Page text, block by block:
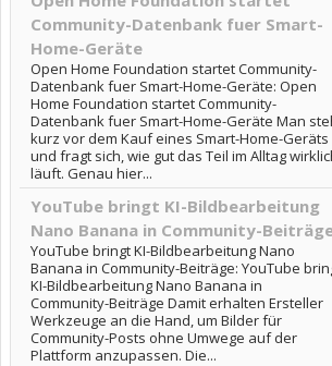
Community-Datenbank fuer Smart-
Home-Geräte
Open Home Foundation startet Community-
Datenbank fuer Smart-Home-Geräte: Open
Home Foundation startet Community-
Datenbank fuer Smart-Home-Geräte Man
kurz vor dem Kauf eines Smart-Home-Geräts
und fragt sich, wie gut das Teil im Alltag
läuft. Genau hier...
YouTube bringt KI-Bildbearbeitung
Nano Banana in Community-
YouTube bringt KI-Bildbearbeitung Nano
Banana in Community-Beiträge: YouTube
KI-Bildbearbeitung Nano Banana in
Community-Beiträge Damit erhalten Ersteller
Werkzeuge an die Hand, um Bilder für
Community-Posts ohne Umwege auf der
Plattform anzupassen. Die...